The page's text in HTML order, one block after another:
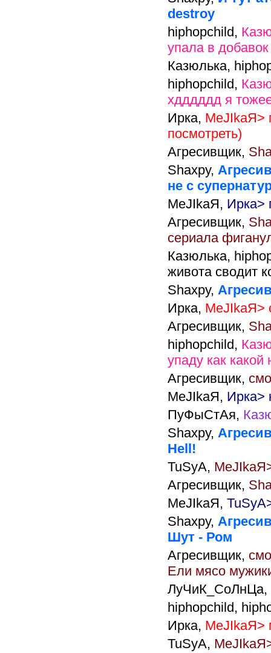
destroy
hiphopchild,
упала в
Казюлька,
hiphopchild,
хдддддд я
Ирка, MeJIkaЯ>
посмотреть)
Агресивщик,
Shaxpy,
не с
MeJIkaЯ, Ирка>
Агресивщик,
сериала
Казюлька,
живота сводит
Shaxpy,
Ирка, MeJIkaЯ>
Агресивщик,
hiphopchild,
упаду как
Агресивщик,
MeJIkaЯ, Ирка>
ПуФыСтАя,
Shaxpy,
Hell!
TuSyA,
Агресивщик,
MeJIkaЯ,
Shaxpy,
Шут - Ром
Агресивщик,
Ели мясо
ЛуЧиК_СоЛнЦа,
hiphopchild,
Ирка, MeJIkaЯ>
TuSyA,